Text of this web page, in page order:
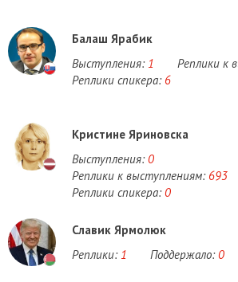
Балаш Ярабик
Выступления: 1 Реплики к
Реплики спикера: 6
Кристине Яриновска
Выступления: 0
Реплики к выступлениям: 693
Реплики спикера: 0
Славик Ярмолюк
Реплики: 1 Поддержало: 0